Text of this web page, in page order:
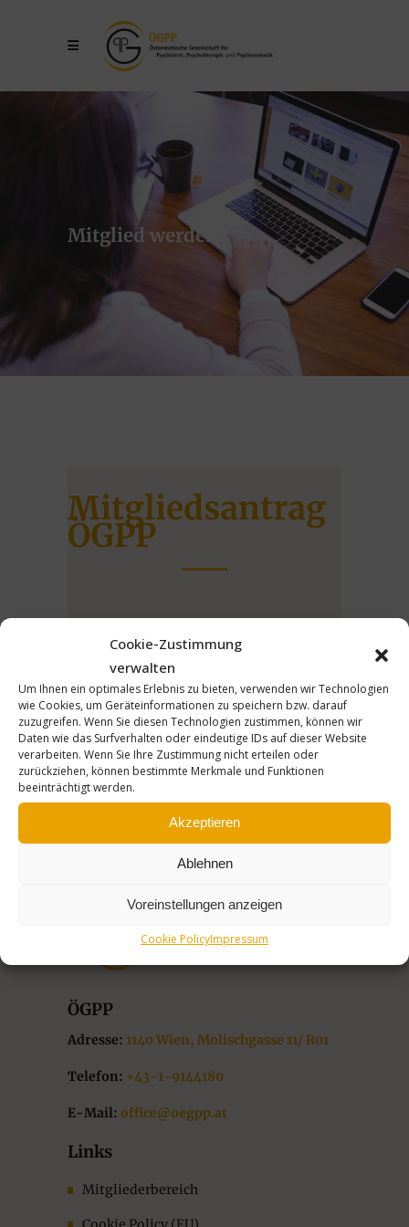
Cookie-Zustimmung
verwalten
Um Ihnen ein optimales Erlebnis zu bieten, verwenden wir Technologien
wie Cookies, um Geräteinformationen zu speichern bzw. darauf
zuzugreifen. Wenn Sie diesen Technologien zustimmen, können wir
Daten wie das Surfverhalten oder eindeutige IDs auf dieser Website
verarbeiten. Wenn Sie Ihre Zustimmung nicht erteilen oder
zurückziehen, können bestimmte Merkmale und Funktionen
beeinträchtigt werden.
Akzeptieren
Ablehnen
Voreinstellungen anzeigen
Cookie PolicyImpressum
Mitglied werden
Mitgliedsantrag
ÖGPP
Es konnte keine Verbindung zum
Verwaltungssystem hergestellt werden.
Moeglicherweise verhindert Ihr Ad-Blocker
eine Verbindung. Bitte deaktivieren Sie diesen
und versuchen Sie es erneut.
ÖGPP
Adresse: 1140 Wien, Molischgasse 11/ R01
Telefon: +43-1-9144180
E-Mail: office@oegpp.at
Links
Mitgliederbereich